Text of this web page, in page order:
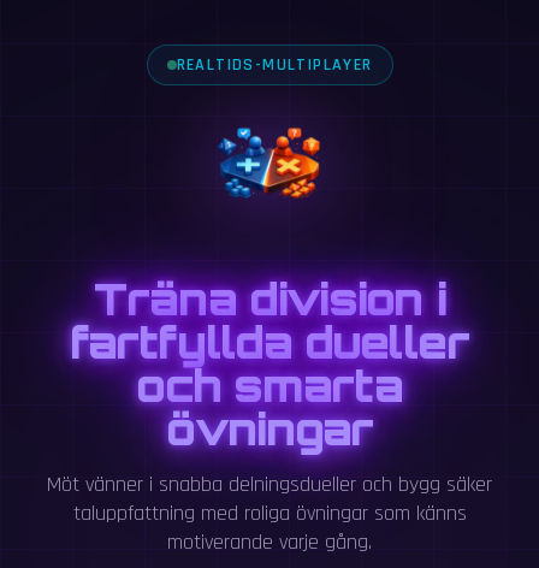
REALTIDS-MULTIPLAYER
Träna division i
fartfyllda dueller
och smarta
övningar
Möt vänner i snabba delningsdueller och bygg säker
taluppfattning med roliga övningar som känns
motiverande varje gång.